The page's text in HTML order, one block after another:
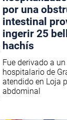
por una
intestinal
ingerir 25
hachís
Fue derivado a
hospitalario de
atendido en Loja
abdominal